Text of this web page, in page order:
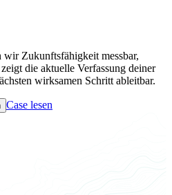
Zukunftsfähigkeit messbar,
die aktuelle Verfassung deiner
wirksamen Schritt ableitbar.
Case lesen